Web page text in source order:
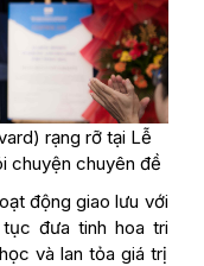
rạng rỡ tại Lễ
chuyện chuyên đề
động giao lưu với
đưa tinh hoa tri
và lan tỏa giá trị